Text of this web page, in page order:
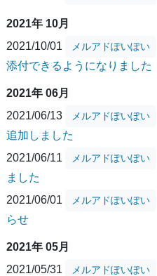
2021年 10月
2021/10/01
メルアドぽいぽい
添付できるようになりました
2021年 06月
2021/06/13
メルアドぽいぽい
追加しました
2021/06/11
メルアドぽいぽい
ました
2021/06/01
メルアドぽいぽい
らせ
2021年 05月
2021/05/31
メルアドぽいぽい